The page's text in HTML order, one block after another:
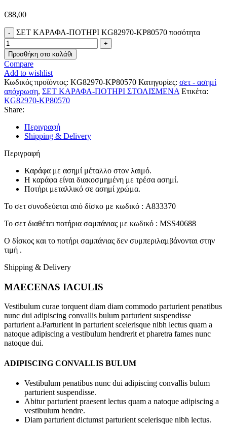
€88,00
ΣΕΤ ΚΑΡΑΦΑ-ΠΟΤΗΡΙ KG82970-KP80570 ποσότητα
Προσθήκη στο καλάθι
Compare
Add to wishlist
Κωδικός προϊόντος: KG82970-KP80570 Κατηγορίες: σετ - ασημί
απόχρωση, ΣΕΤ ΚΑΡΑΦΑ-ΠΟΤΗΡΙ ΣΤΟΛΙΣΜΕΝΑ Ετικέτα:
KG82970-KP80570
Share:
Περιγραφή
Shipping & Delivery
Περιγραφή
Καράφα με ασημί μέταλλο στον λαιμό.
Η καράφα είναι διακοσμημένη με τρέσα ασημί.
Ποτήρι μεταλλικό σε ασημί χρώμα.
Το σετ συνοδεύεται από δίσκο με κωδικό : A833370
Το σετ διαθέτει ποτήρια σαμπάνιας με κωδικό : MSS40688
Ο δίσκος και το ποτήρι σαμπάνιας δεν συμπεριλαμβάνονται στην
τιμή .
Shipping & Delivery
MAECENAS IACULIS
Vestibulum curae torquent diam diam commodo parturient penatibus
nunc dui adipiscing convallis bulum parturient suspendisse
parturient a.Parturient in parturient scelerisque nibh lectus quam a
natoque adipiscing a vestibulum hendrerit et pharetra fames nunc
natoque dui.
ADIPISCING CONVALLIS BULUM
Vestibulum penatibus nunc dui adipiscing convallis bulum
parturient suspendisse.
Abitur parturient praesent lectus quam a natoque adipiscing a
vestibulum hendre.
Diam parturient dictumst parturient scelerisque nibh lectus.